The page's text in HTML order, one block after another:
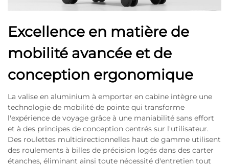
Excellence en matière de
mobilité avancée et de
conception ergonomique
La valise en aluminium à emporter en cabine intègre une
technologie de mobilité de pointe qui transforme
l'expérience de voyage grâce à une maniabilité sans effort
et à des principes de conception centrés sur l'utilisateur.
Des roulettes multidirectionnelles haut de gamme utilisent
des roulements à billes de précision logés dans des carter
étanches, éliminant ainsi toute nécessité d'entretien tout